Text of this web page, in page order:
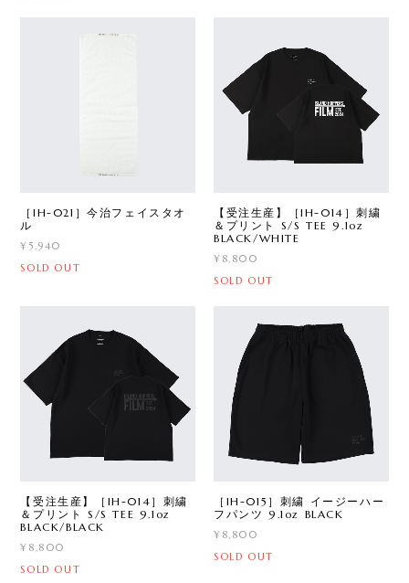
［IH-021］今治フェイスタオ
ル
¥5,940
SOLD OUT
【受注生産】［IH-014］刺繍
＆プリント S/S TEE 9.1oz
BLACK/WHITE
¥8,800
SOLD OUT
【受注生産】［IH-014］刺繍
＆プリント S/S TEE 9.1oz
BLACK/BLACK
¥8,800
SOLD OUT
［IH-015］刺繍 イージーハー
フパンツ 9.1oz BLACK
¥8,800
SOLD OUT